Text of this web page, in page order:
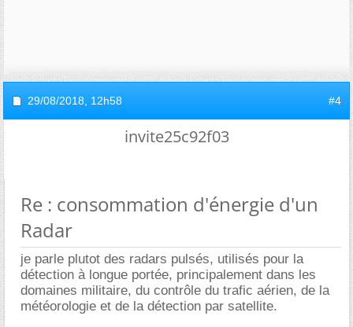
29/08/2018, 12h58 #4
invite25c92f03
Re : consommation d'énergie d'un
Radar
je parle plutot des radars pulsés, utilisés pour la
détection à longue portée, principalement dans les
domaines militaire, du contrôle du trafic aérien, de la
météorologie et de la détection par satellite.